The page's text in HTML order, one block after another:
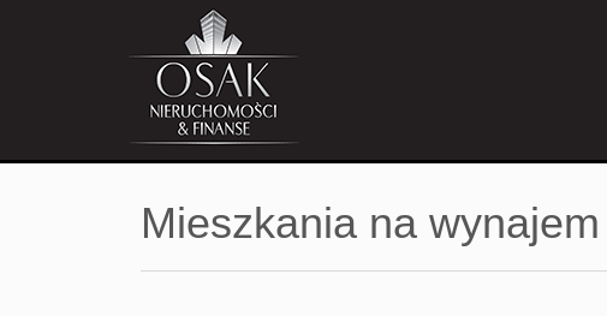
Mieszkania na wynajem